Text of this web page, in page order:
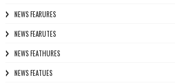
NEWS FEARURES
NEWS FEARUTES
NEWS FEATHURES
NEWS FEATUES